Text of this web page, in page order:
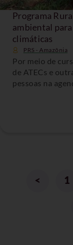
Programa
ambiental
climáticas
PRS - Amazônia
Por meio de
de ATECs e
pessoas na
< 1